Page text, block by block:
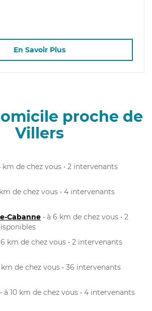
En Savoir Plus
proche de
Villers
km de chez vous • 2 intervenants
km de chez vous • 4 intervenants
Cabanne • à 6 km de chez vous • 2
6 km de chez vous • 2 intervenants
km de chez vous • 36 intervenants
• à 10 km de chez vous • 4 intervenants